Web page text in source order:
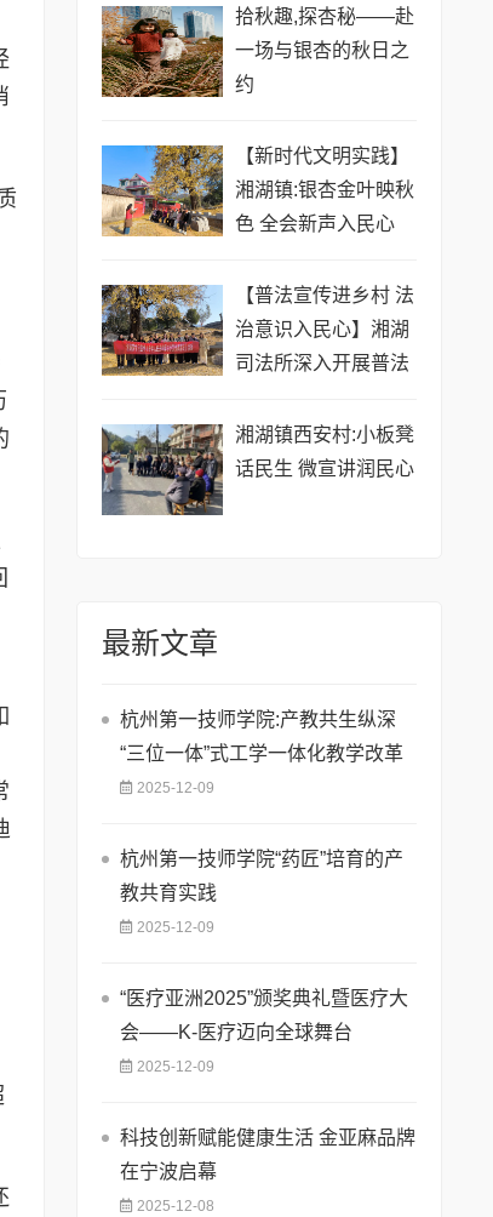
拾秋趣,探杏秘——赴
一场与银杏的秋日之
约
【新时代文明实践】
湘湖镇:银杏金叶映秋
色 全会新声入民心
【​普法宣传进乡村 法
治意识入民心】湘湖
司法所深入开展普法
湘湖镇西安村:小板凳
话民生 微宣讲润民心
最新文章
杭州第一技师学院:产教共生纵深
“三位一体”式工学一体化教学改革
2025-12-09
杭州第一技师学院“药匠”培育的产
教共育实践
2025-12-09
“医疗亚洲2025”颁奖典礼暨医疗大
会——K-医疗迈向全球舞台
2025-12-09
科技创新赋能健康生活 金亚麻品牌
在宁波启幕
2025-12-08